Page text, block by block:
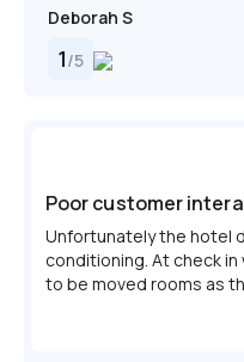
Deborah S
1/5
Poor customer
Unfortunately the hotel
conditioning. At check
to be moved rooms as